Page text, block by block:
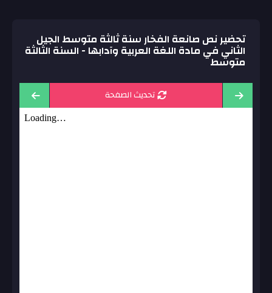
تحضير نص صانعة الفخار سنة ثالثة متوسط الجيل
الثاني في مادة اللغة العربية وآدابها - السنة الثالثة
متوسط
تحديث الصفحة